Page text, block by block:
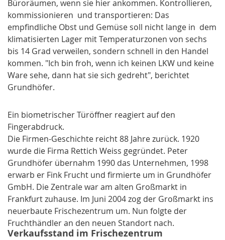
Büroräumen, wenn sie hier ankommen. Kontrollieren,
kommissionieren und transportieren: Das
empfindliche Obst und Gemüse soll nicht lange in dem
klimatisierten Lager mit Temperaturzonen von sechs
bis 14 Grad verweilen, sondern schnell in den Handel
kommen. "Ich bin froh, wenn ich keinen LKW und keine
Ware sehe, dann hat sie sich gedreht", berichtet
Grundhöfer.
Ein biometrischer Türöffner reagiert auf den
Fingerabdruck.
Die Firmen-Geschichte reicht 88 Jahre zurück. 1920
wurde die Firma Rettich Weiss gegründet. Peter
Grundhöfer übernahm 1990 das Unternehmen, 1998
erwarb er Fink Frucht und firmierte um in Grundhöfer
GmbH. Die Zentrale war am alten Großmarkt in
Frankfurtzuhause. Im Juni 2004 zog der Großmarkt ins
neuerbaute Frischezentrum um. Nun folgte der
Fruchthändler an den neuen Standort nach.
Verkaufsstand im Frischezentrum